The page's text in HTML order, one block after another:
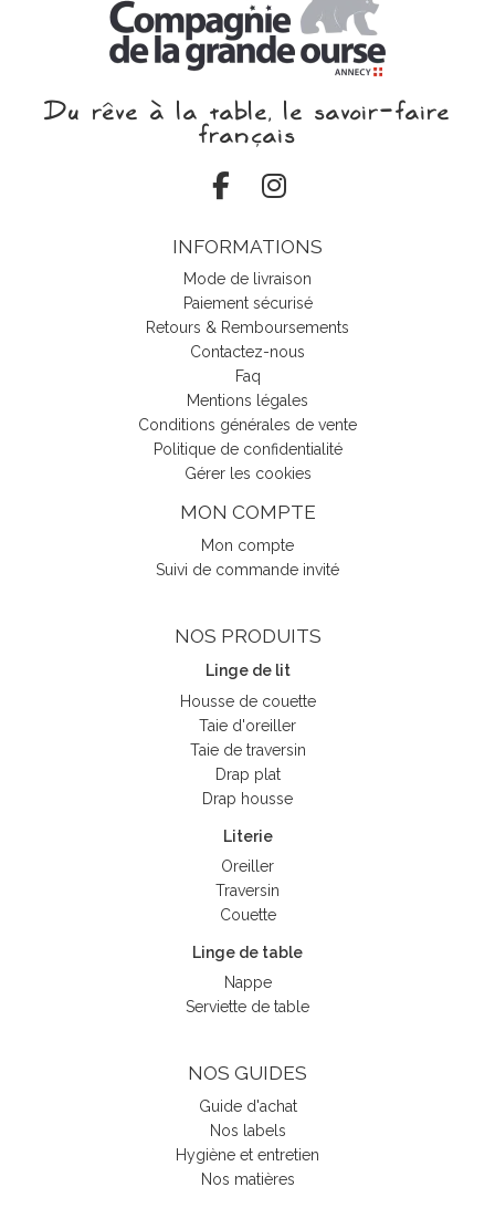
Du rêve à la table, le savoir‑faire
français
INFORMATIONS
Mode de livraison
Paiement sécurisé
Retours & Remboursements
Contactez-nous
Faq
Mentions légales
Conditions générales de vente
Politique de confidentialité
Gérer les cookies
MON COMPTE
Mon compte
Suivi de commande invité
NOS PRODUITS
Linge de lit
Housse de couette
Taie d'oreiller
Taie de traversin
Drap plat
Drap housse
Literie
Oreiller
Traversin
Couette
Linge de table
Nappe
Serviette de table
NOS GUIDES
Guide d'achat
Nos labels
Hygiène et entretien
Nos matières